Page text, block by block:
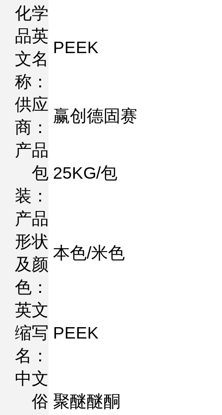
化学
品英
文名
称：
PEEK
供应
商：
赢创德固赛
产品
包
装：
25KG/包
产品
形状
及颜
色：
本色/米色
英文
缩写
名：
PEEK
中文
俗 聚醚醚酮